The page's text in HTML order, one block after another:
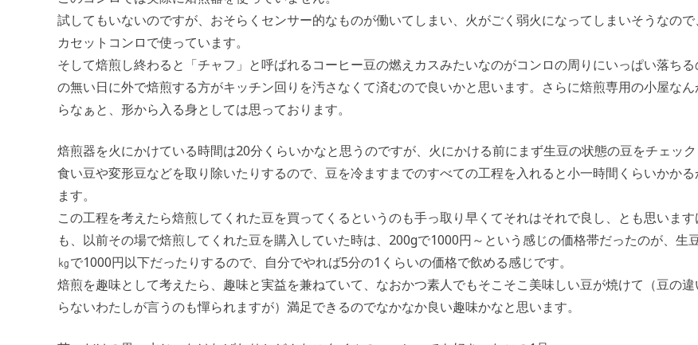
試してもいないのですが、おそらくセンサー的なものが働いてしまい、火がごく弱火になってしまいそうなの
カセットコンロで使っています。
そして焙煎し終わると「チャフ」と呼ばれるコーヒー豆の燃えカスみたいなのがコンロの周りにいっぱい落ち
の無い日に外で焙煎する方がキッチン回りを汚さなくて済むので良いかと思います。さらに焙煎専用の小屋なん
らなぁと、形から入る身としては思っております。
焙煎器を火にかけている時間は20分くらいかなと思うのですが、火にかける前にまず生豆の状態の豆をチェッ
食い豆や変形豆などを取り除いたりするので、豆を冷ますまでのすべての工程を入れると小一時間くらいかか
ます。
この工程を考えたら焙煎してくれた豆を買ってくるというのも手っ取り早くてそれはそれで良し、とも思いま
も、以前その場で焙煎してくれた豆を購入していた時は、200gで1000円～という感じの価格帯だったのが、生
㎏で1000円以下だったりするので、自分でやれば5分の1くらいの価格で飲める感じです。
焙煎を趣味として考えたら、趣味と実益を兼ねていて、なおかつ素人でもそこそこ美味しい豆が焼けて（豆の
らないわたしが言うのも憚られますが）満足できるのでなかなか良い趣味かなと思います。